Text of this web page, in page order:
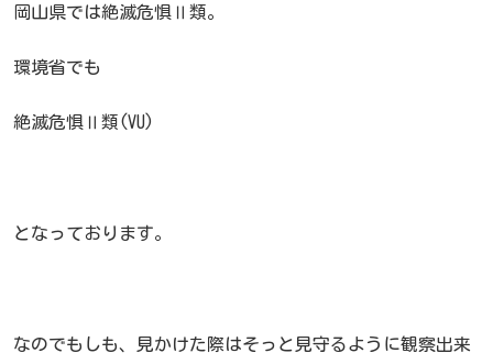
岡山県では絶滅危惧Ⅱ類。
環境省でも
絶滅危惧Ⅱ類(VU)
となっております。
なのでもしも、見かけた際はそっと見守るように観察出来